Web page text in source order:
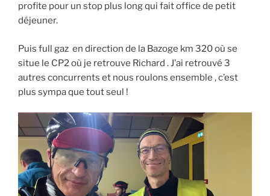
profite pour un stop plus long qui fait office de petit
déjeuner.
Puis full gaz en direction de la Bazoge km 320 où se
situe le CP2 où je retrouve Richard . J’ai retrouvé 3
autres concurrents et nous roulons ensemble , c’est
plus sympa que tout seul !